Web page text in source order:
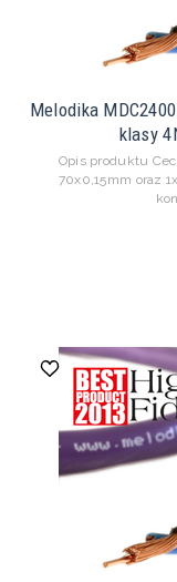
Melodika
klasy
Opis produktu
70x0,15mm oraz